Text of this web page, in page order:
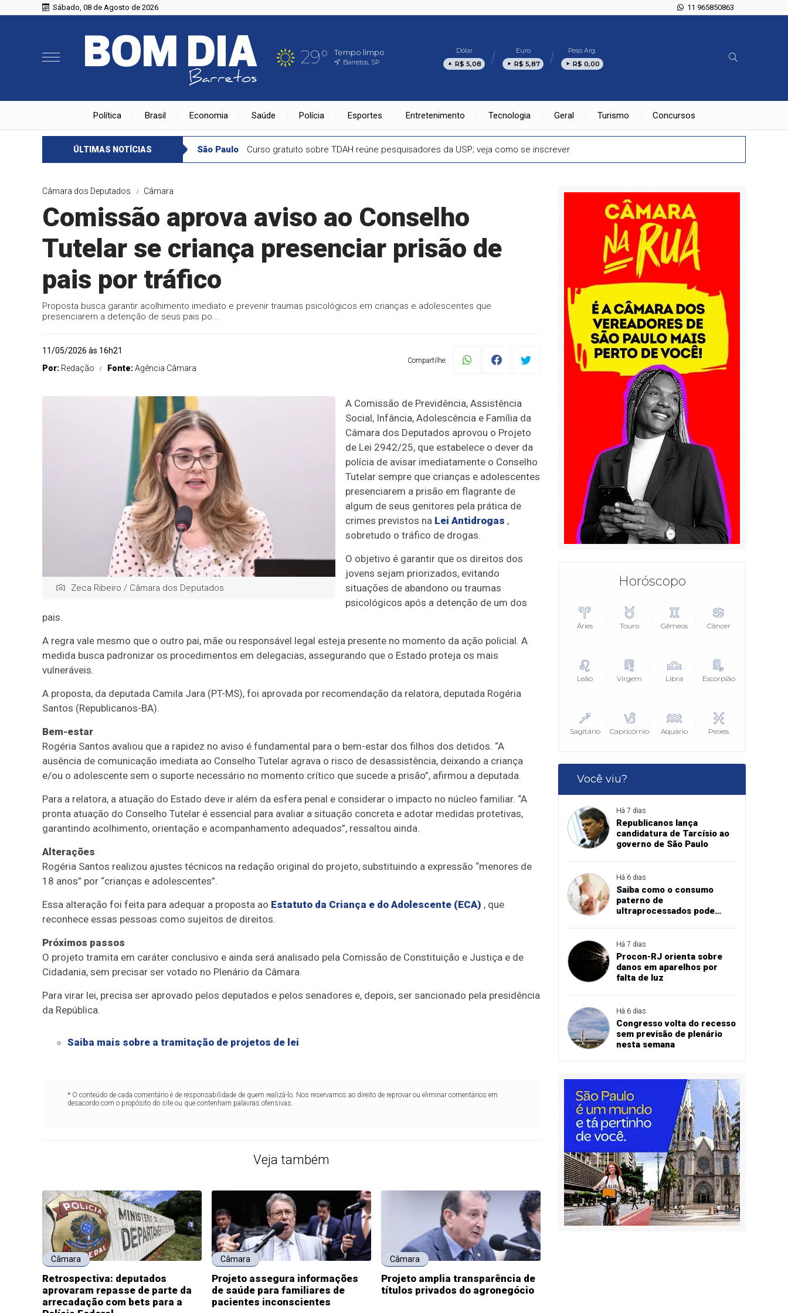
Sábado, 08 de Agosto de 2026 11 965850863
29° Tempo limpo
Barretos, SP
Dólar
R$ 5,08
Euro
R$ 5,87
Peso Arg.
R$ 0,00
Política Brasil Economia Saúde Polícia Esportes Entretenimento Tecnologia Geral Turismo Concursos
ÚLTIMAS NOTÍCIAS São Paulo Curso gratuito sobre TDAH reúne pesquisadores da USP; veja como se inscrever
Câmara dos Deputados Câmara
Comissão aprova aviso ao Conselho
Tutelar se criança presenciar prisão de
pais por tráfico
Proposta busca garantir acolhimento imediato e prevenir traumas psicológicos em crianças e adolescentes que
presenciarem a detenção de seus pais po...
11/05/2026 às 16h21
Por: Redação Fonte:Agência Câmara
Compartilhe:
Zeca Ribeiro / Câmara dos Deputados
A Comissão de Previdência, Assistência
Social, Infância, Adolescência e Família da
Câmara dos Deputados aprovou o Projeto
de Lei 2942/25, que estabelece o dever da
polícia de avisar imediatamente o Conselho
Tutelar sempre que crianças e adolescentes
presenciarem a prisão em flagrante de
algum de seus genitores pela prática de
crimes previstos na Lei Antidrogas ,
sobretudo o tráfico de drogas.
O objetivo é garantir que os direitos dos
jovens sejam priorizados, evitando
situações de abandono ou traumas
psicológicos após a detenção de um dos
pais.
A regra vale mesmo que o outro pai, mãe ou responsável legal esteja presente no momento da ação policial. A
medida busca padronizar os procedimentos em delegacias, assegurando que o Estado proteja os mais
vulneráveis.
A proposta, da deputada Camila Jara (PT-MS), foi aprovada por recomendação da relatora, deputada Rogéria
Santos (Republicanos-BA).
Bem-estar
Rogéria Santos avaliou que a rapidez no aviso é fundamental para o bem-estar dos filhos dos detidos. “A
ausência de comunicação imediata ao Conselho Tutelar agrava o risco de desassistência, deixando a criança
e/ou o adolescente sem o suporte necessário no momento crítico que sucede a prisão”, afirmou a deputada.
Para a relatora, a atuação do Estado deve ir além da esfera penal e considerar o impacto no núcleo familiar. “A
pronta atuação do Conselho Tutelar é essencial para avaliar a situação concreta e adotar medidas protetivas,
garantindo acolhimento, orientação e acompanhamento adequados”, ressaltou ainda.
Alterações
Rogéria Santos realizou ajustes técnicos na redação original do projeto, substituindo a expressão “menores de
18 anos” por “crianças e adolescentes”.
Essa alteração foi feita para adequar a proposta ao Estatuto da Criança e do Adolescente (ECA) , que
reconhece essas pessoas como sujeitos de direitos.
Próximos passos
O projeto tramita em caráter conclusivo e ainda será analisado pela Comissão de Constituição e Justiça e de
Cidadania, sem precisar ser votado no Plenário da Câmara.
Para virar lei, precisa ser aprovado pelos deputados e pelos senadores e, depois, ser sancionado pela presidência
da República.
Saiba mais sobre a tramitação de projetos de lei
* O conteúdo de cada comentário é de responsabilidade de quem realizá-lo. Nos reservamos ao direito de reprovar ou eliminar comentários em
desacordo com o propósito do site ou que contenham palavras ofensivas.
Veja também
Câmara
Retrospectiva: deputados
aprovaram repasse de parte da
arrecadação com bets para a
Câmara
Projeto assegura informações
de saúde para familiares de
pacientes inconscientes
Câmara
Projeto amplia transparência de
títulos privados do agronegócio
Horóscopo
Áries Touro Gêmeos Câncer
Leão Virgem Libra Escorpião
Sagitário Capricórnio Aquário Peixes
Você viu?
Há 7 dias
Republicanos lança
candidatura de Tarcísio ao
governo de São Paulo
Há 6 dias
Saiba como o consumo
paterno de
ultraprocessados pode
Há 7 dias
Procon-RJ orienta sobre
danos em aparelhos por
falta de luz
Há 6 dias
Congresso volta do recesso
sem previsão de plenário
nesta semana